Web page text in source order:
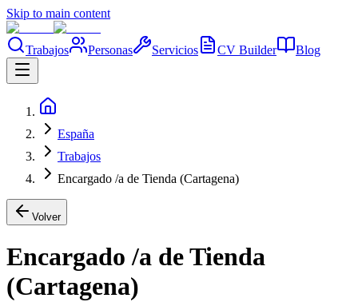
Skip to main content
Trabajos Personas Servicios CV Builder Blog
España
Trabajos
Encargado /a de Tienda (Cartagena)
Volver
Encargado /a de Tienda
(Cartagena)